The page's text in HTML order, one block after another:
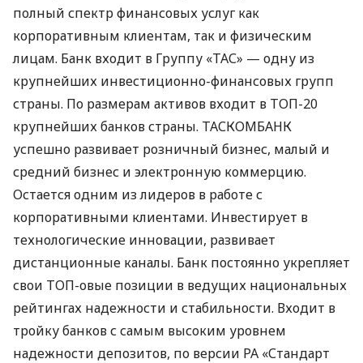
полный спектр финансовых услуг как
корпоративным клиентам, так и физическим
лицам. Банк входит в Группу «ТАС» — одну из
крупнейших инвестиционно-финансовых групп
страны. По размерам активов входит в ТОП-20
крупнейших банков страны. ТАСКОМБАНК
успешно развивает розничный бизнес, малый и
средний бизнес и электронную коммерцию.
Остается одним из лидеров в работе с
корпоративными клиентами. Инвестирует в
технологические инновации, развивает
дистанционные каналы. Банк постоянно укрепляет
свои ТОП-овые позиции в ведущих национальных
рейтингах надежности и стабильности. Входит в
тройку банков с самым высоким уровнем
надежности депозитов, по версии РА «Стандарт